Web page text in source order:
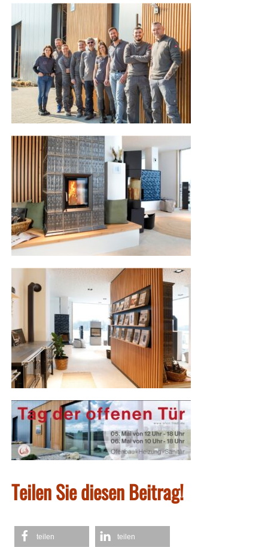
Teilen Sie diesen Beitrag!
teilen teilen